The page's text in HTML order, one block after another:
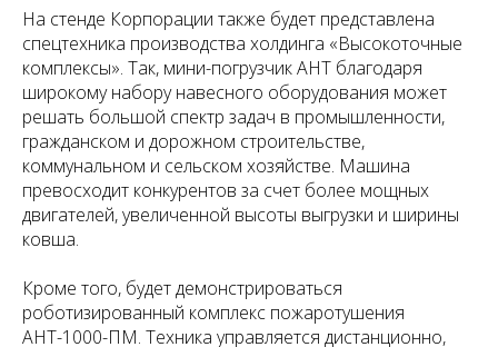
На стенде Корпорации также будет представлена
спецтехника производства холдинга «Высокоточные
комплексы». Так, мини-погрузчик АНТ благодаря
широкому набору навесного оборудования может
решать большой спектр задач в промышленности,
гражданском и дорожном строительстве,
коммунальном и сельском хозяйстве. Машина
превосходит конкурентов за счет более мощных
двигателей, увеличенной высоты выгрузки и ширины
ковша.
Кроме того, будет демонстрироваться
роботизированный комплекс пожаротушения
АНТ-1000-ПМ. Техника управляется дистанционно,